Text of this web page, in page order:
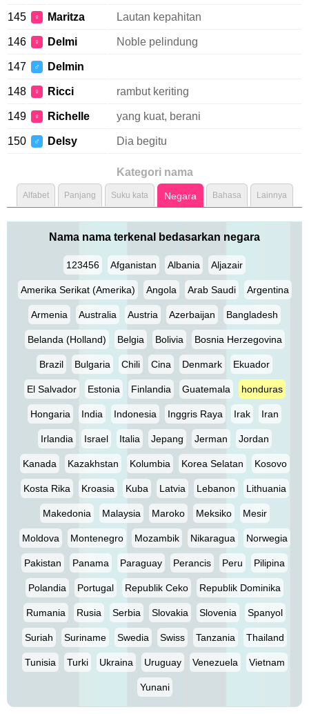
145 ♀ Maritza Lautan kepahitan
146 ♀ Delmi Noble pelindung
147 ♂ Delmin
148 ♀ Ricci rambut keriting
149 ♀ Richelle yang kuat, berani
150 ♂ Delsy Dia begitu
Kategori nama
Alfabet Panjang Suku kata Negara Bahasa Lainnya
Nama nama terkenal bedasarkan negara
123456 Afganistan Albania Aljazair
Amerika Serikat (Amerika) Angola Arab Saudi Argentina
Armenia Australia Austria Azerbaijan Bangladesh
Belanda (Holland) Belgia Bolivia Bosnia Herzegovina
Brazil Bulgaria Chili Cina Denmark Ekuador
El Salvador Estonia Finlandia Guatemala honduras
Hongaria India Indonesia Inggris Raya Irak Iran
Irlandia Israel Italia Jepang Jerman Jordan
Kanada Kazakhstan Kolumbia Korea Selatan Kosovo
Kosta Rika Kroasia Kuba Latvia Lebanon Lithuania
Makedonia Malaysia Maroko Meksiko Mesir
Moldova Montenegro Mozambik Nikaragua Norwegia
Pakistan Panama Paraguay Perancis Peru Pilipina
Polandia Portugal Republik Ceko Republik Dominika
Rumania Rusia Serbia Slovakia Slovenia Spanyol
Suriah Suriname Swedia Swiss Tanzania Thailand
Tunisia Turki Ukraina Uruguay Venezuela Vietnam
Yunani